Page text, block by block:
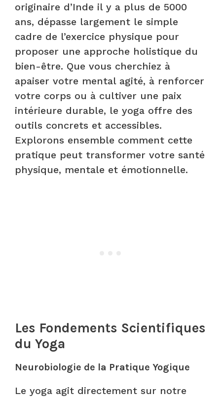
originaire d’Inde il y a plus de 5000
ans, dépasse largement le simple
cadre de l’exercice physique pour
proposer une approche holistique du
bien-être. Que vous cherchiez à
apaiser votre mental agité, à renforcer
votre corps ou à cultiver une paix
intérieure durable, le yoga offre des
outils concrets et accessibles.
Explorons ensemble comment cette
pratique peut transformer votre santé
physique, mentale et émotionnelle.
Les Fondements Scientifiques
du Yoga
Neurobiologie de la Pratique Yogique
Le yoga agit directement sur notre